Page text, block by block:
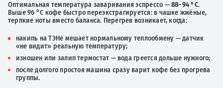
Оптимальная температура заваривания эспрессо —88–94 °C.
Выше 96 °C кофе быстро переэкстрагируется: в чашке жжёные,
терпкие ноты вместо баланса. Перегрев возникает, когда:
накипь на ТЭНе мешает нормальному теплообмену — датчик
«не видит» реальную температуру;
изношен или залип термостат — вода греется дольше нужного;
после долгого простоя машина сразу варит кофе без прогрева
группы.